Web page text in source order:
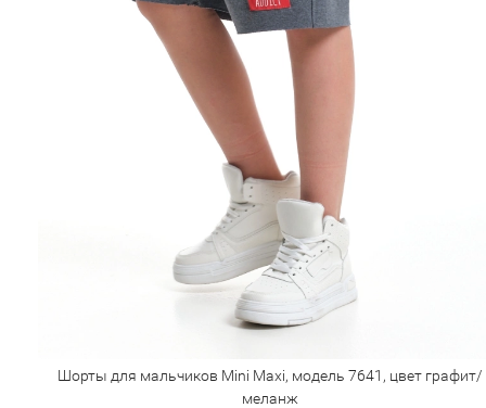
Шорты для мальчиков Mini Maxi, модель 7641, цвет графит/
меланж